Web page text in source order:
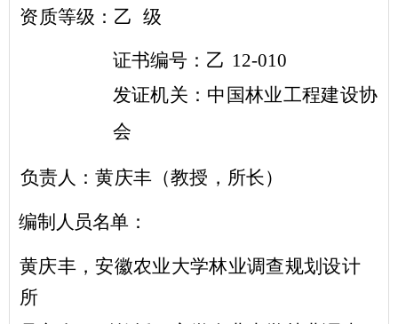
资质等级：乙 级
证书编号：乙 12-010
发证机关：中国林业工程建设协
会
负责人：黄庆丰（教授，所长）
编制人员名单：
黄庆丰，安徽农业大学林业调查规划设计
所